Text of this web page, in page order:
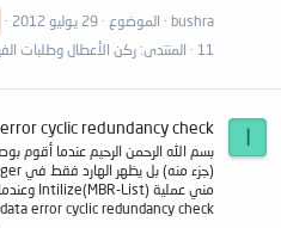
bushra
الموضوع 29 يوليو 2012
11
المنتدى: ركن الأعطال وطلبات
cyclic redundancy check
بسم الله الرحمن الرحيم عندما أقوم
data error cyclic redundancy check